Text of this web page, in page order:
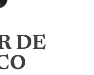
DE